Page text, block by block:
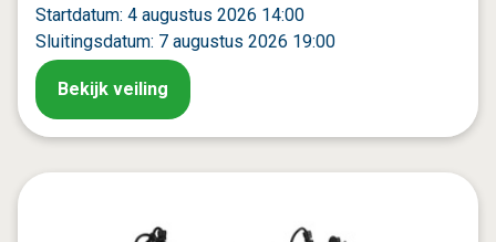
Startdatum: 4 augustus 2026 14:00
Sluitingsdatum: 7 augustus 2026 19:00
Bekijk veiling